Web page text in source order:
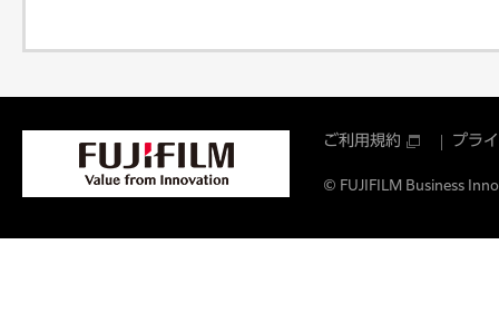
ご利用規約 プラ
© FUJIFILM Business